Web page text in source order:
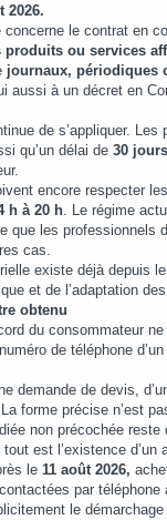
2026.
le contrat en
ou services
journaux, périodiques
aussi à un décret en
de s’appliquer.
qu’un délai de 30 jours
encore respecter
h à 20 h. Le régime
que les
cas.
existe déjà depuis
et de l’adaptation
obtenu
du consommateur
de téléphone
demande de devis,
forme précise n’est
non précochée
est l’existence d’un
le 11 août 2026,
par
le